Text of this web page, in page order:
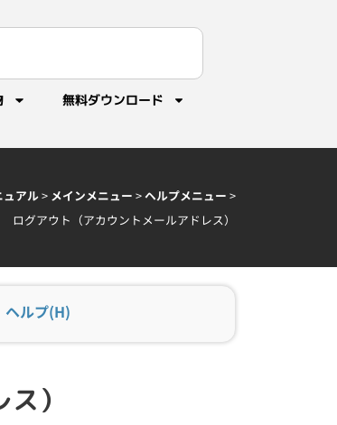
無料ダウンロード
アル> メインメニュー >ヘルプメニュー >
ログアウト（アカウントメールアドレス）
ヘルプ(H)
）